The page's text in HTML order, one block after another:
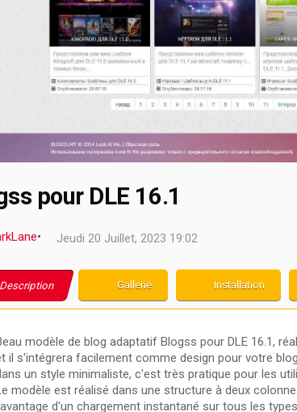
pour DLE 16.1
• Jeudi 20 Juillet, 2023 19:02
Description Gallerie Installation
modèle de blog adaptatif Blogss pour DLE 16.1,
il s'intégrera facilement comme design pour votre
un style minimaliste, c'est très pratique pour les
modèle est réalisé dans une structure à deux
d'un chargement instantané sur tous les